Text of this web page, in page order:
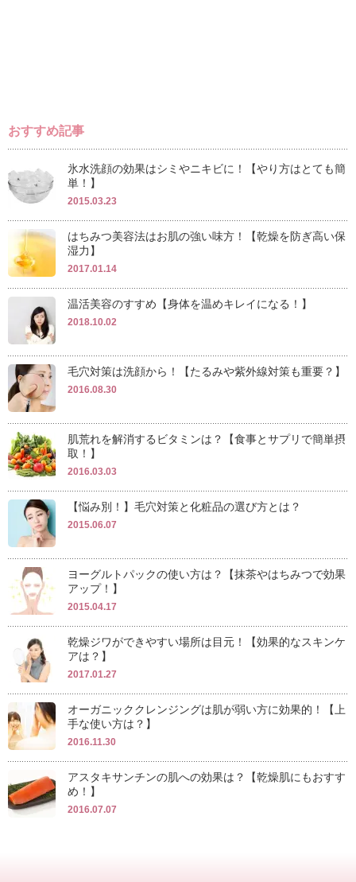
おすすめ記事
氷水洗顔の効果はシミやニキビに！【やり方はとても簡
単！】
2015.03.23
はちみつ美容法はお肌の強い味方！【乾燥を防ぎ高い保
湿力】
2017.01.14
温活美容のすすめ【身体を温めキレイになる！】
2018.10.02
毛穴対策は洗顔から！【たるみや紫外線対策も重要？】
2016.08.30
肌荒れを解消するビタミンは？【食事とサプリで簡単摂
取！】
2016.03.03
【悩み別！】毛穴対策と化粧品の選び方とは？
2015.06.07
ヨーグルトパックの使い方は？【抹茶やはちみつで効果
アップ！】
2015.04.17
乾燥ジワができやすい場所は目元！【効果的なスキンケ
アは？】
2017.01.27
オーガニッククレンジングは肌が弱い方に効果的！【上
手な使い方は？】
2016.11.30
アスタキサンチンの肌への効果は？【乾燥肌にもおすす
め！】
2016.07.07